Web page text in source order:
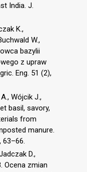
India. J.
K.,
W.,
bazylii
z upraw
Eng. 51 (2),
Wójcik J.,
basil, savory,
from
manure.
63–66.
D.,
Ocena zmian